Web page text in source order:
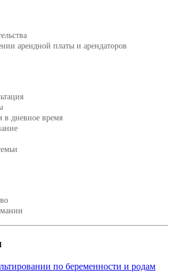
арендной платы и арендаторов
в дневное время
по беременности и родам